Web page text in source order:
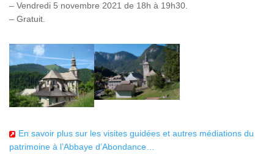
– Vendredi 5 novembre 2021 de 18h à 19h30.
– Gratuit.
En savoir plus sur les visites guidées et autres médiations du
patrimoine à l’Abbaye d’Abondance…